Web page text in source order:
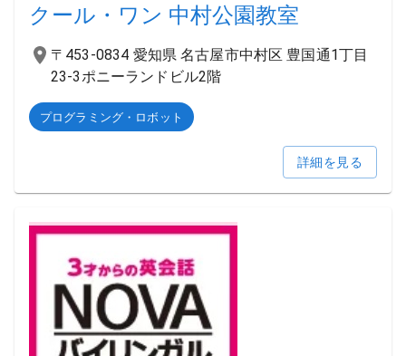
クール・ワン 中村公園教室
〒453-0834 愛知県 名古屋市中村区 豊国通1丁目
23-3ポニーランドビル2階
プログラミング・ロボット
詳細を見る